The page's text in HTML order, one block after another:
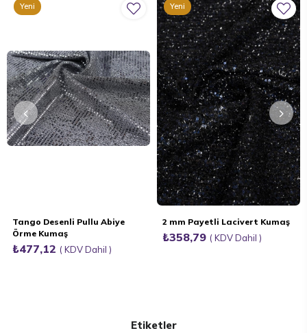
Tango Desenli Pullu Abiye
Örme Kumaş
₺477,12 KDV Dahil
Yeni
2 mm Payetli Lacivert Kumaş
₺358,79 KDV Dahil
Yeni
Ürün
Etiketler